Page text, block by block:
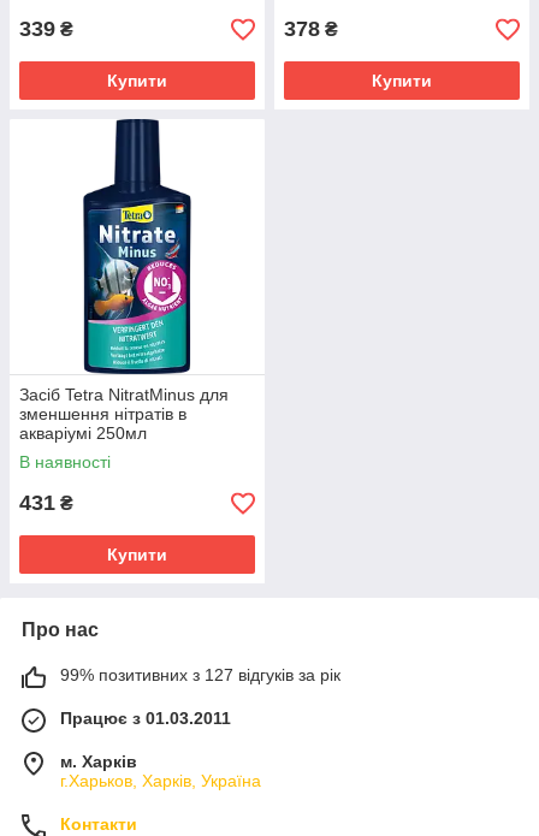
339 ₴
Купити
378 ₴
Купити
Засіб Tetra NitratMinus для
зменшення нітратів в
акваріумі 250мл
В наявності
431 ₴
Купити
Про нас
99% позитивних з 127 відгуків за рік
Працює з 01.03.2011
м. Харків
г.Харьков, Харків, Україна
Контакти